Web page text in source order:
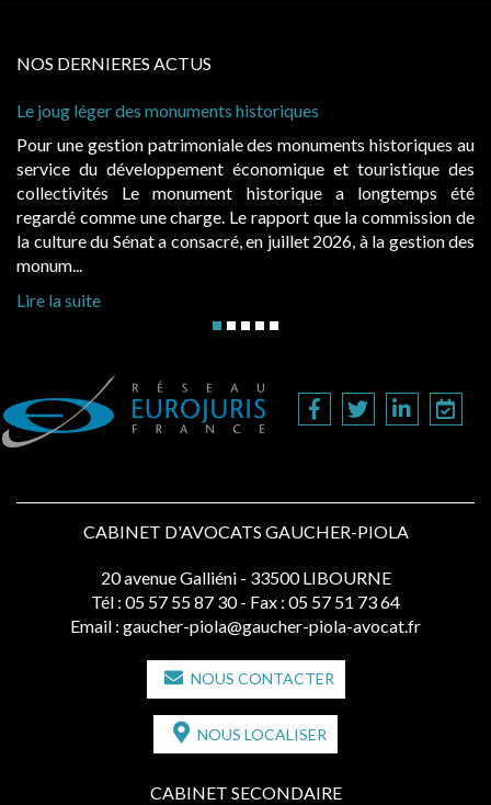
NOS DERNIERES ACTUS
Le joug léger des monuments historiques
Pour une gestion patrimoniale des monuments historiques au
service du développement économique et touristique des
collectivités Le monument historique a longtemps été
regardé comme une charge. Le rapport que la commission de
la culture du Sénat a consacré, en juillet 2026, à la gestion des
monum...
Lire la suite
CABINET D'AVOCATS GAUCHER-PIOLA
20 avenue Galliéni - 33500 LIBOURNE
Tél : 05 57 55 87 30 - Fax : 05 57 51 73 64
Email : gaucher-piola@gaucher-piola-avocat.fr
NOUS CONTACTER
NOUS LOCALISER
CABINET SECONDAIRE